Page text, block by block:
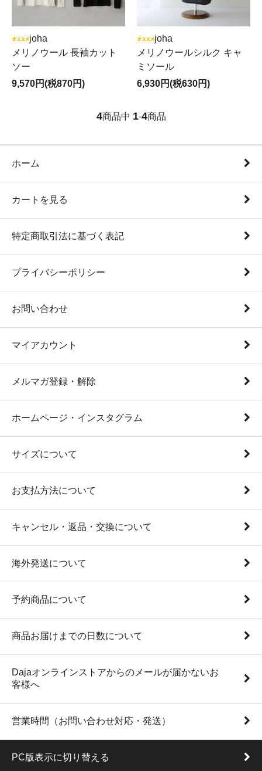
joha
メリノウール 長袖カット
ソー
9,570円(税870円)
joha
メリノウールシルク キャ
ミソール
6,930円(税630円)
4商品中 1-4商品
ホーム
カートを見る
特定商取引法に基づく表記
プライバシーポリシー
お問い合わせ
マイアカウント
メルマガ登録・解除
ホームページ・インスタグラム
サイズについて
お支払方法について
キャンセル・返品・交換について
海外発送について
予約商品について
商品お届けまでの日数について
Dajaオンラインストアからのメールが届かないお
客様へ
営業時間（お問い合わせ対応・発送）
PC版表示に切り替える